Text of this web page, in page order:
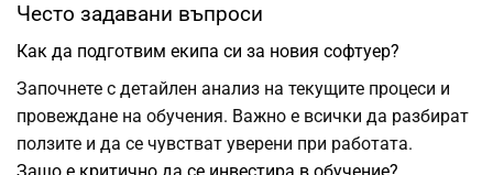
Често задавани въпроси
Как да подготвим екипа си за новия софтуер?
Започнете с детайлен анализ на текущите процеси и
провеждане на обучения. Важно е всички да разбират
ползите и да се чувстват уверени при работата.
Защо е критично да се инвестира в обучение?